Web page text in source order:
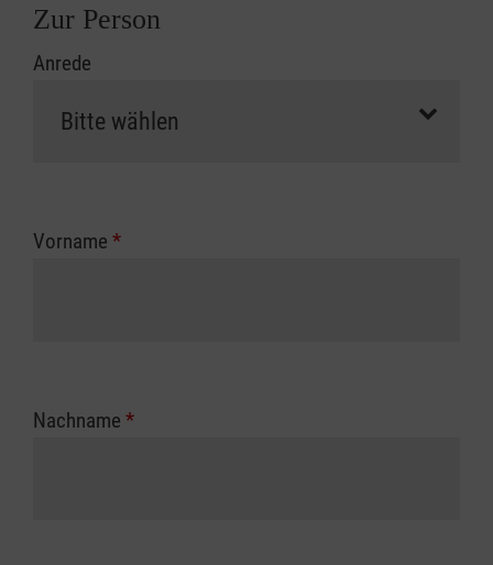
Zur Person
Anrede
Vorname *
Nachname *